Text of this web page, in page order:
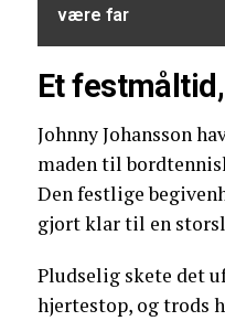
være far
Et
Johnny Johansson
maden til
Den festlige
gjort klar til en
Pludselig skete det
hjertestop, og trods